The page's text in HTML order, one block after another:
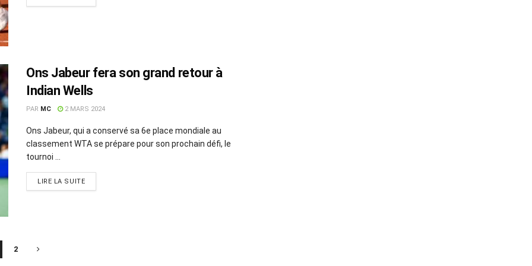
Ons Jabeur fera son grand retour à
Indian Wells
PAR MC 2 MARS 2024
Ons Jabeur, qui a conservé sa 6e place mondiale au
classement WTA se prépare pour son prochain défi, le
tournoi ...
LIRE LA SUITE
2